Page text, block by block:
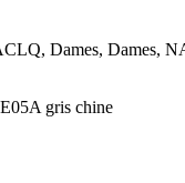
Dames, Dames,